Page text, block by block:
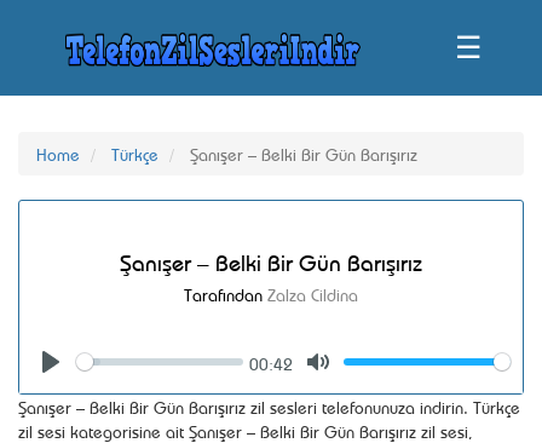
☰
Home Türkçe Şanışer – Belki Bir Gün Barışırız
Şanışer – Belki Bir Gün Barışırız
Tarafından Zalza Cildina
Seek
00:42
Volume
Şanışer – Belki Bir Gün Barışırız zil sesleri telefonunuza indirin. Türkçe
zil sesi kategorisine ait Şanışer – Belki Bir Gün Barışırız zil sesi,